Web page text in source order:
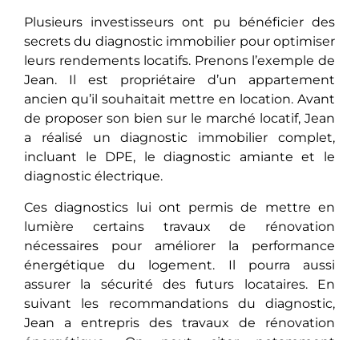
Plusieurs investisseurs ont pu bénéficier des
secrets du diagnostic immobilier pour optimiser
leurs rendements locatifs. Prenons l’exemple de
Jean. Il est propriétaire d’un appartement
ancien qu’il souhaitait mettre en location. Avant
de proposer son bien sur le marché locatif, Jean
a réalisé un diagnostic immobilier complet,
incluant le DPE, le diagnostic amiante et le
diagnostic électrique.
Ces diagnostics lui ont permis de mettre en
lumière certains travaux de rénovation
nécessaires pour améliorer la performance
énergétique du logement. Il pourra aussi
assurer la sécurité des futurs locataires. En
suivant les recommandations du diagnostic,
Jean a entrepris des travaux de rénovation